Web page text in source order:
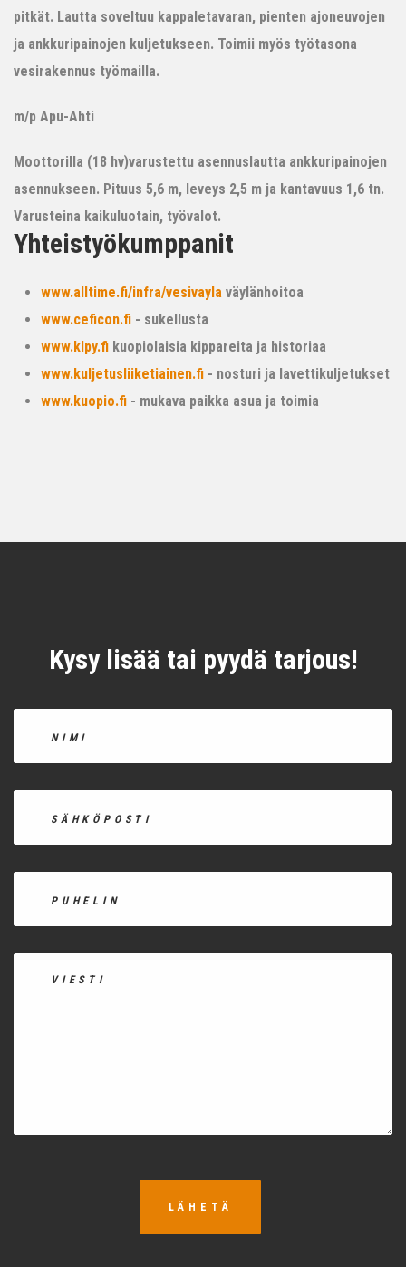
pitkät. Lautta soveltuu kappaletavaran, pienten ajoneuvojen
ja ankkuripainojen kuljetukseen. Toimii myös työtasona
vesirakennus työmailla.
m/p Apu-Ahti
Moottorilla (18 hv)varustettu asennuslautta ankkuripainojen
asennukseen. Pituus 5,6 m, leveys 2,5 m ja kantavuus 1,6 tn.
Varusteina kaikuluotain, työvalot.
Yhteistyökumppanit
www.alltime.fi/infra/vesivayla väylänhoitoa
www.ceficon.fi - sukellusta
www.klpy.fi kuopiolaisia kippareita ja historiaa
www.kuljetusliiketiainen.fi - nosturi ja lavettikuljetukset
www.kuopio.fi - mukava paikka asua ja toimia
Kysy lisää tai pyydä tarjous!
LÄHETÄ